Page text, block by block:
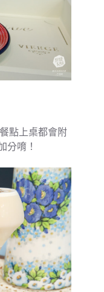
點上桌都會附
分唷！